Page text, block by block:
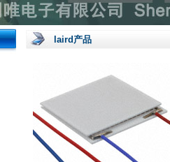
laird产品